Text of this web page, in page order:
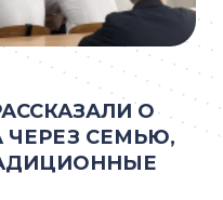
О
ЧЕРЕЗ СЕМЬЮ,